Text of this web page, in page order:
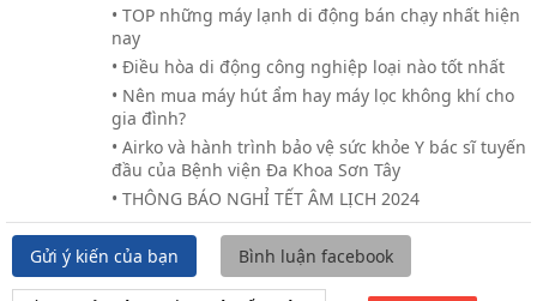
• TOP những máy lạnh di động bán chạy nhất hiện
nay
• Điều hòa di động công nghiệp loại nào tốt nhất
• Nên mua máy hút ẩm hay máy lọc không khí cho
gia đình?
• Airko và hành trình bảo vệ sức khỏe Y bác sĩ tuyến
đầu của Bệnh viện Đa Khoa Sơn Tây
• THÔNG BÁO NGHỈ TẾT ÂM LỊCH 2024
Gửi ý kiến của bạn Bình luận facebook